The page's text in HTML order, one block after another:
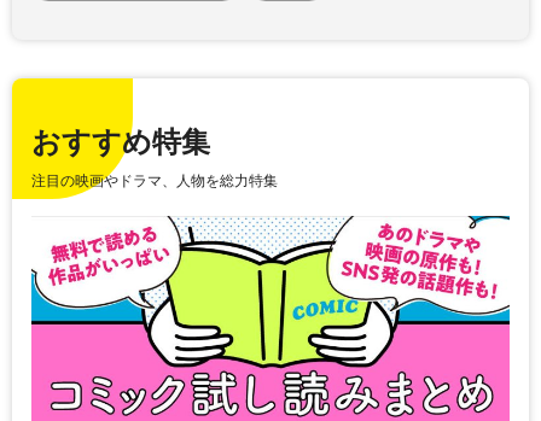
おすすめ特集
注目の映画やドラマ、人物を総力特集